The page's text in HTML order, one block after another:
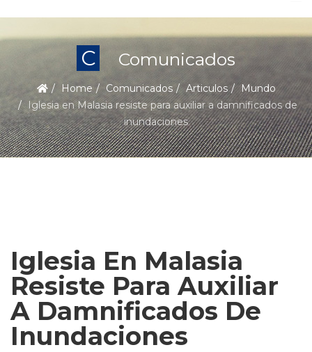
C Comunicados
Home Comunicados Articulos
Mundo
Iglesia en Malasia resiste para auxiliar a damnificados de
inundaciones
Iglesia En Malasia
Resiste Para Auxiliar
A Damnificados De
Inundaciones